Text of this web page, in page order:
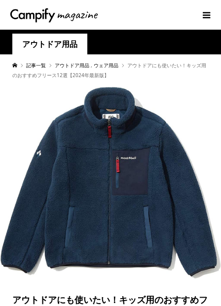
アウトドア用品
記事一覧 アウトドア用品 , ウェア用品
アウトドアにも使いたい！キッズ用
のおすすめフリース12選【2024年最新版】
アウトドアにも使いたい！キッズ用のおすすめフ